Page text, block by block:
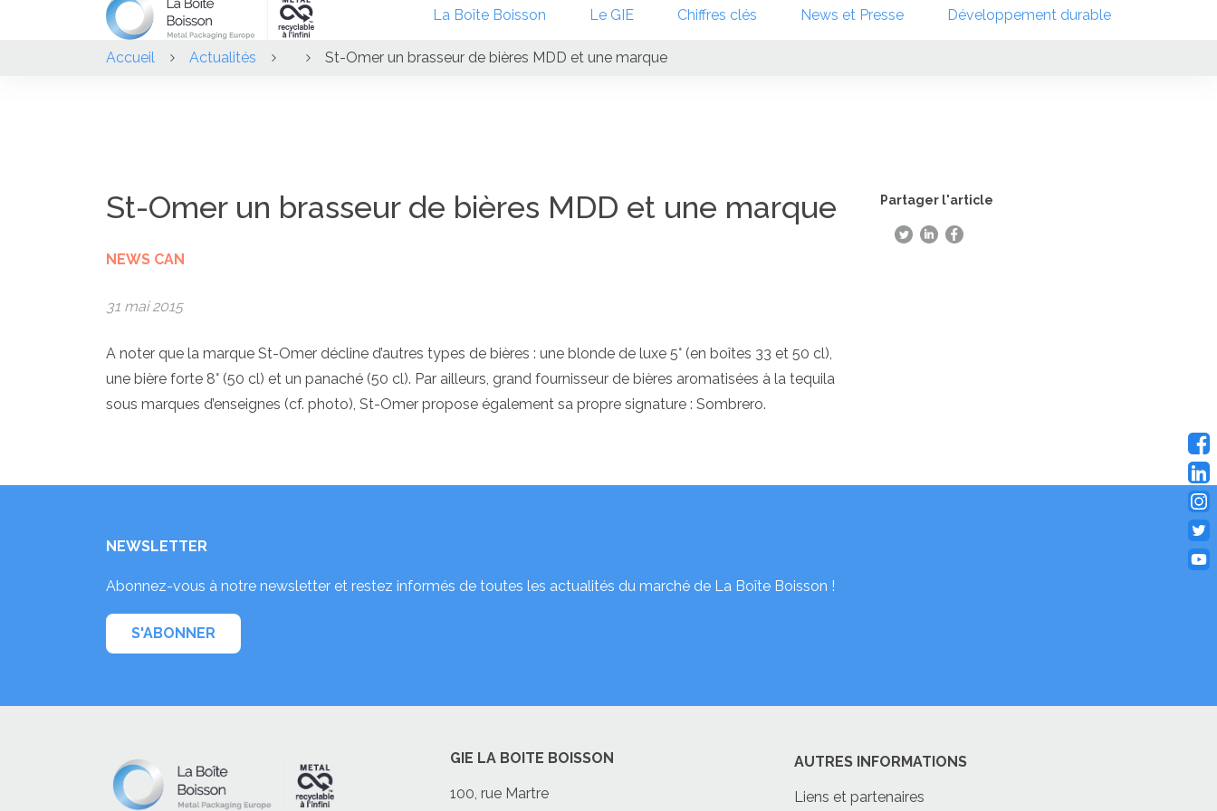
La Boîte Boisson Le GIE Chiffres clés News et Presse Développement durable
Accueil Actualités St-Omer un brasseur de bières MDD et une marque
St-Omer un brasseur de bières MDD et une marque
NEWS CAN
31 mai 2015
A noter que la marque St-Omer décline d’autres types de bières : une blonde de luxe 5° (en boîtes 33 et 50 cl),
une bière forte 8° (50 cl) et un panaché (50 cl). Par ailleurs, grand fournisseur de bières aromatisées à la tequila
sous marques d’enseignes (cf. photo), St-Omer propose également sa propre signature : Sombrero.
Partager l'article
NEWSLETTER
Abonnez-vous à notre newsletter et restez informés de toutes les actualités du marché de La Boîte Boisson !
S'ABONNER
GIE LA BOITE BOISSON
100, rue Martre
AUTRES INFORMATIONS
Liens et partenaires